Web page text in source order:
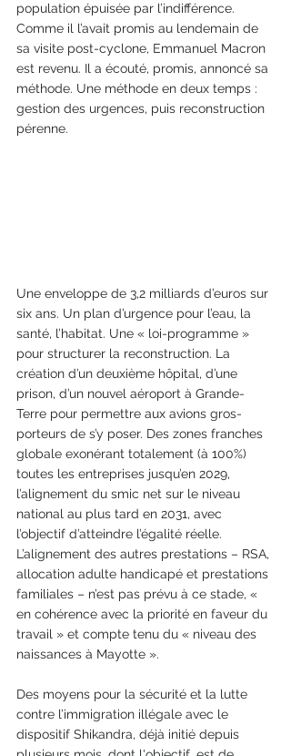
population épuisée par l’indifférence.
Comme il l’avait promis au lendemain de
sa visite post-cyclone, Emmanuel Macron
est revenu. Il a écouté, promis, annoncé sa
méthode. Une méthode en deux temps :
gestion des urgences, puis reconstruction
pérenne.
Une enveloppe de 3,2 milliards d’euros sur
six ans. Un plan d’urgence pour l’eau, la
santé, l’habitat. Une « loi-programme »
pour structurer la reconstruction. La
création d’un deuxième hôpital, d’une
prison, d’un nouvel aéroport à Grande-
Terre pour permettre aux avions gros-
porteurs de s’y poser. Des zones franches
globale exonérant totalement (à 100%)
toutes les entreprises jusqu’en 2029,
l’alignement du smic net sur le niveau
national au plus tard en 2031, avec
l’objectif d’atteindre l’égalité réelle.
L’alignement des autres prestations – RSA,
allocation adulte handicapé et prestations
familiales – n’est pas prévu à ce stade, «
en cohérence avec la priorité en faveur du
travail » et compte tenu du « niveau des
naissances à Mayotte ».
Des moyens pour la sécurité et la lutte
contre l’immigration illégale avec le
dispositif Shikandra, déjà initié depuis